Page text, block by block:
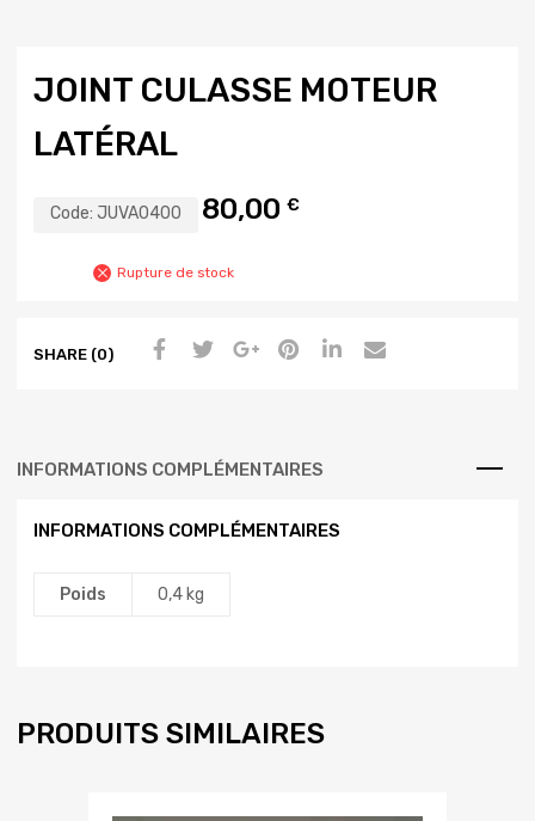
JOINT CULASSE MOTEUR
LATÉRAL
Code: JUVA0400 80,00 €
Rupture de stock
SHARE (0)
INFORMATIONS COMPLÉMENTAIRES
INFORMATIONS COMPLÉMENTAIRES
Poids 0,4 kg
PRODUITS SIMILAIRES